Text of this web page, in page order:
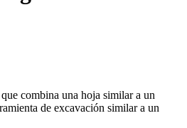
combina una hoja similar a un
de excavación similar a un